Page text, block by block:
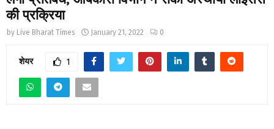
की प्रक्रिया
by Live Bharat Times January 21, 2022 0
शेयर 1